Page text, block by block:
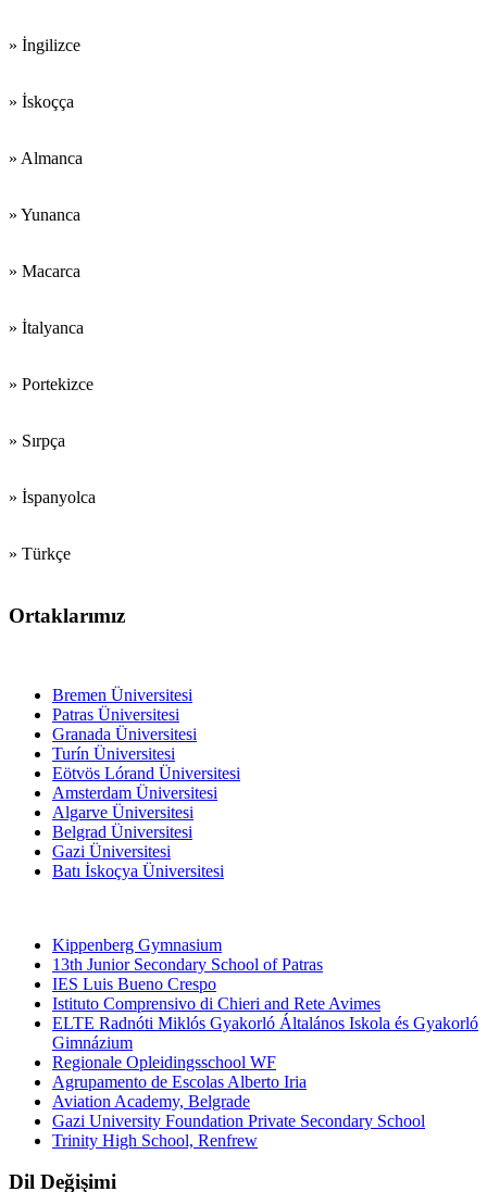
» İngilizce
» İskoçça
» Almanca
» Yunanca
» Macarca
» İtalyanca
» Portekizce
» Sırpça
» İspanyolca
» Türkçe
Ortaklarımız
Bremen Üniversitesi
Patras Üniversitesi
Granada Üniversitesi
Turín Üniversitesi
Eötvös Lórand Üniversitesi
Amsterdam Üniversitesi
Algarve Üniversitesi
Belgrad Üniversitesi
Gazi Üniversitesi
Batı İskoçya Üniversitesi
Kippenberg Gymnasium
13th Junior Secondary School of Patras
IES Luis Bueno Crespo
Istituto Comprensivo di Chieri and Rete Avimes
ELTE Radnóti Miklós Gyakorló Általános Iskola és Gyakorló
Gimnázium
Regionale Opleidingsschool WF
Agrupamento de Escolas Alberto Iria
Aviation Academy, Belgrade
Gazi University Foundation Private Secondary School
Trinity High School, Renfrew
Dil Değişimi